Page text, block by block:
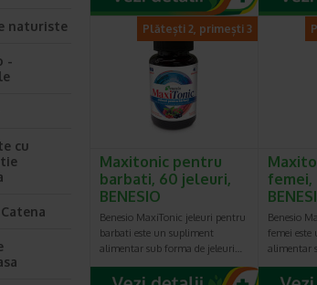
Plătești 2, primești 3
Maxitonic pentru
barbati, 60 jeleuri,
BENESIO
Benesio MaxiTonic jeleuri pentru
barbati este un supliment
alimentar sub forma de jeleuri…
femei,
Benesio
femei este
alimentar
naturiste
-
cu